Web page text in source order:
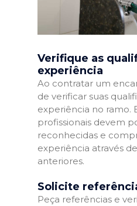
Verifique as
experiência
Ao contratar um
de verificar suas
experiência no ramo.
profissionais devem
reconhecidas e
experiência através
anteriores.
Solicite
Peça referências e